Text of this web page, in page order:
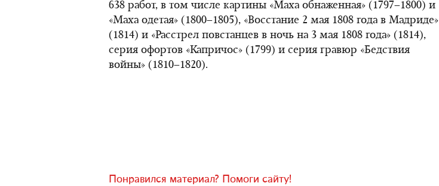
638 работ, в том числе картины «Махa обнаженная» (1797–1800) и
«Маха одетая» (1800–1805), «Восстание 2 мая 1808 года в Мадриде»
(1814) и «Расстрел повстанцев в ночь на 3 мая 1808 года» (1814),
серия офортов «Капричос» (1799) и серия гравюр «Бедствия
войны» (1810–1820).
Понравился материал? Помоги сайту!